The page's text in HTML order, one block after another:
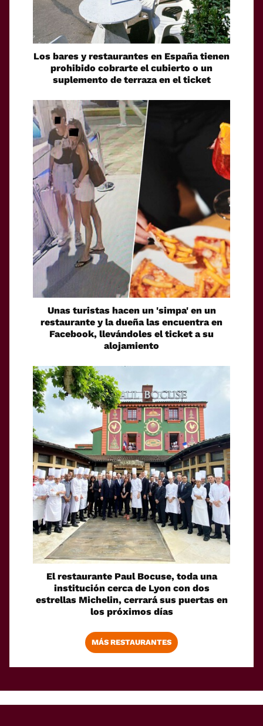
Los bares y restaurantes en España tienen
prohibido cobrarte el cubierto o un
suplemento de terraza en el ticket
Unas turistas hacen un 'simpa' en un
restaurante y la dueña las encuentra en
Facebook, llevándoles el ticket a su
alojamiento
El restaurante Paul Bocuse, toda una
institución cerca de Lyon con dos
estrellas Michelin, cerrará sus puertas en
los próximos días
MÁS RESTAURANTES